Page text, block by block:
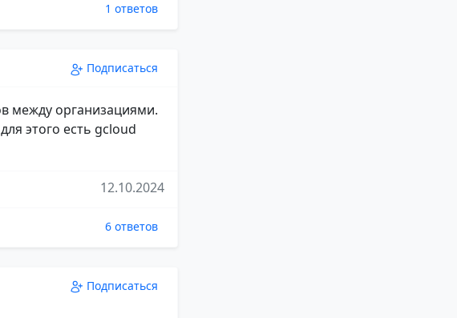
1 ответов
Подписаться
между организациями.
этого есть gcloud
12.10.2024
6 ответов
Подписаться